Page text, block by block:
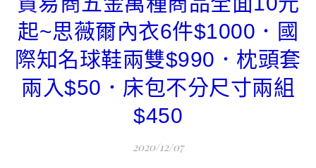
起~思薇爾內衣6件$1000．國
際知名球鞋兩雙$990．枕頭套
兩入$50．床包不分尺寸兩組
$450
2020/12/07